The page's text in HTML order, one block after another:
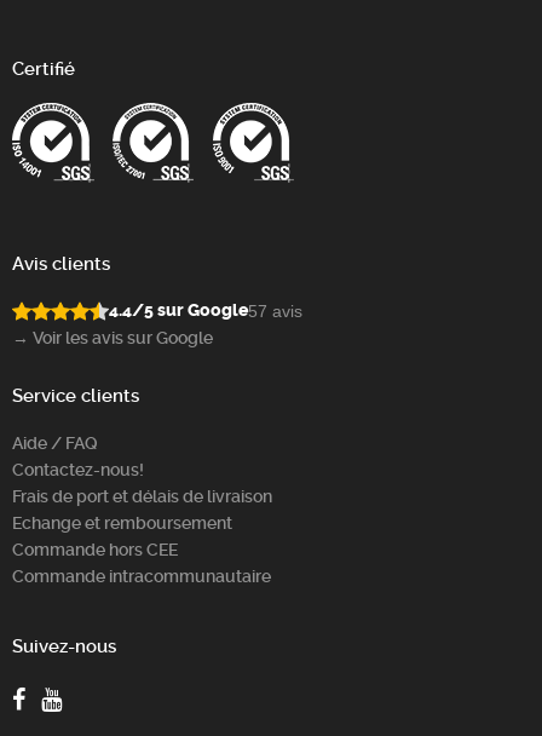
Certifié
Avis clients
4.4/5 sur Google57 avis
→ Voir les avis sur Google
Service clients
Aide / FAQ
Contactez-nous!
Frais de port et délais de livraison
Echange et remboursement
Commande hors CEE
Commande intracommunautaire
Suivez-nous